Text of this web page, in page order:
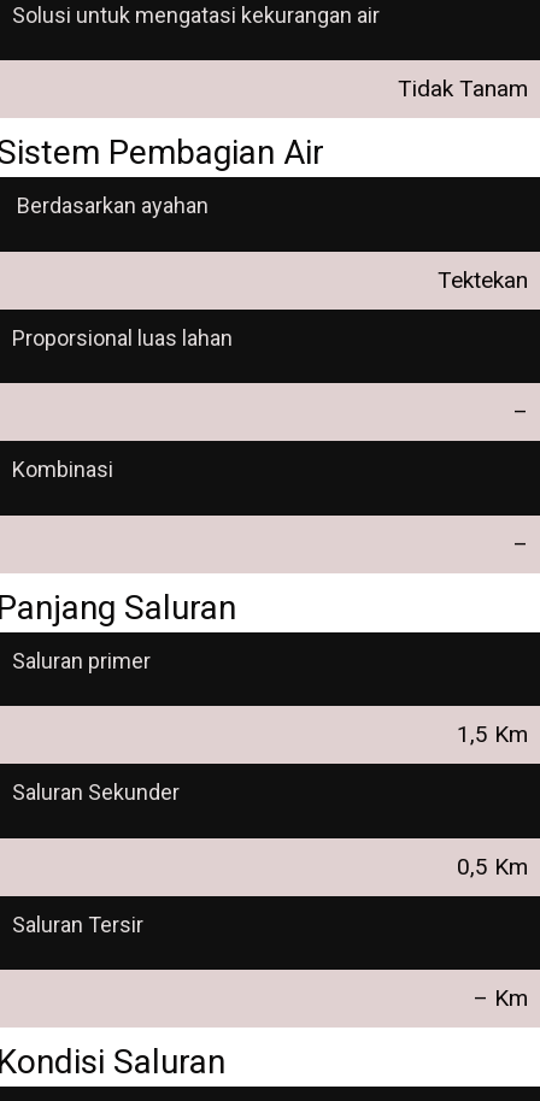
Solusi untuk mengatasi kekurangan air
Tidak Tanam
Pembagian Air
Berdasarkan ayahan
Tektekan
Proporsional luas lahan
–
Kombinasi
–
Saluran
Saluran primer
1,5 Km
Saluran Sekunder
0,5 Km
Saluran Tersir
– Km
Saluran